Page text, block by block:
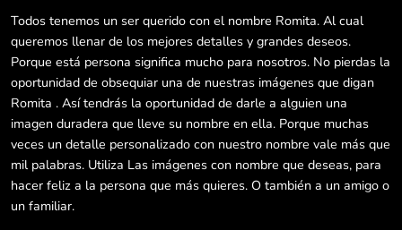
Todos tenemos un ser querido con el nombre Romita. Al cual
queremos llenar de los mejores detalles y grandes deseos.
Porque está persona significa mucho para nosotros. No pierdas la
oportunidad de obsequiar una de nuestras imágenes que digan
Romita . Así tendrás la oportunidad de darle a alguien una
imagen duradera que lleve su nombre en ella. Porque muchas
veces un detalle personalizado con nuestro nombre vale más que
mil palabras. Utiliza Las imágenes con nombre que deseas, para
hacer feliz a la persona que más quieres. O también a un amigo o
un familiar.